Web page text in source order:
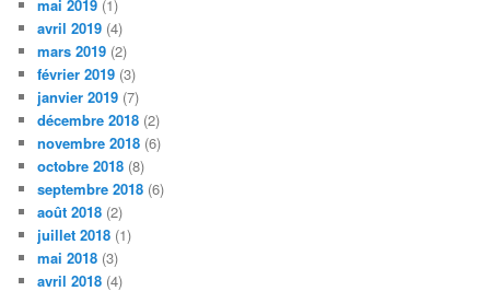
mai 2019 (1)
avril 2019 (4)
mars 2019 (2)
février 2019 (3)
janvier 2019 (7)
décembre 2018 (2)
novembre 2018 (6)
octobre 2018 (8)
septembre 2018 (6)
août 2018 (2)
juillet 2018 (1)
mai 2018 (3)
avril 2018 (4)